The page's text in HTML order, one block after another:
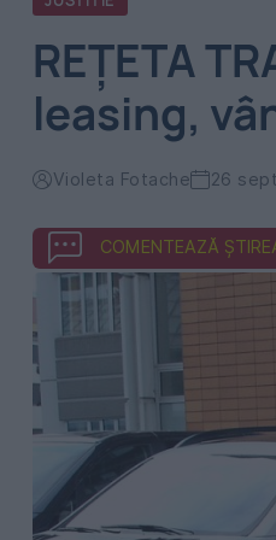
REŢETA
leasing,
Violeta Fotache 26
COMENTEAZĂ